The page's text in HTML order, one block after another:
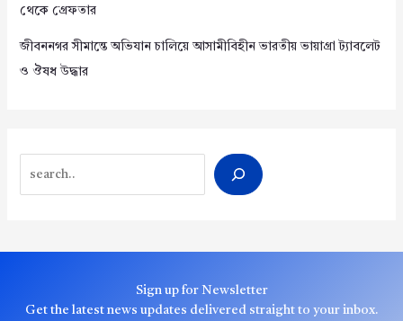
থেকে গ্রেফতার
জীবননগর সীমান্তে অভিযান চালিয়ে আসামীবিহীন ভারতীয় ভায়াগ্রা ট্যাবলেট
ও ঔষধ উদ্ধার
Sign up for Newsletter
Get the latest news updates delivered straight to your inbox.